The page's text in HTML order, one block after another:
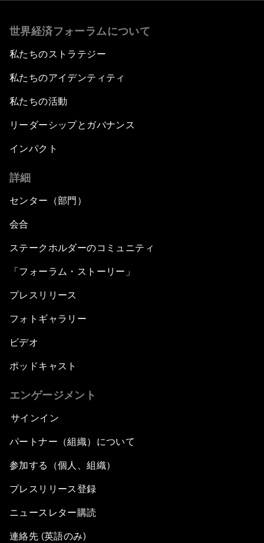
世界経済フォーラムについて
私たちのストラテジー
私たちのアイデンティティ
私たちの活動
リーダーシップとガバナンス
インパクト
詳細
センター（部門）
会合
ステークホルダーのコミュニティ
「フォーラム・ストーリー」
プレスリリース
フォトギャラリー
ビデオ
ポッドキャスト
エンゲージメント
サインイン
パートナー（組織）について
参加する（個人、組織）
プレスリリース登録
ニュースレター購読
連絡先 (英語のみ)